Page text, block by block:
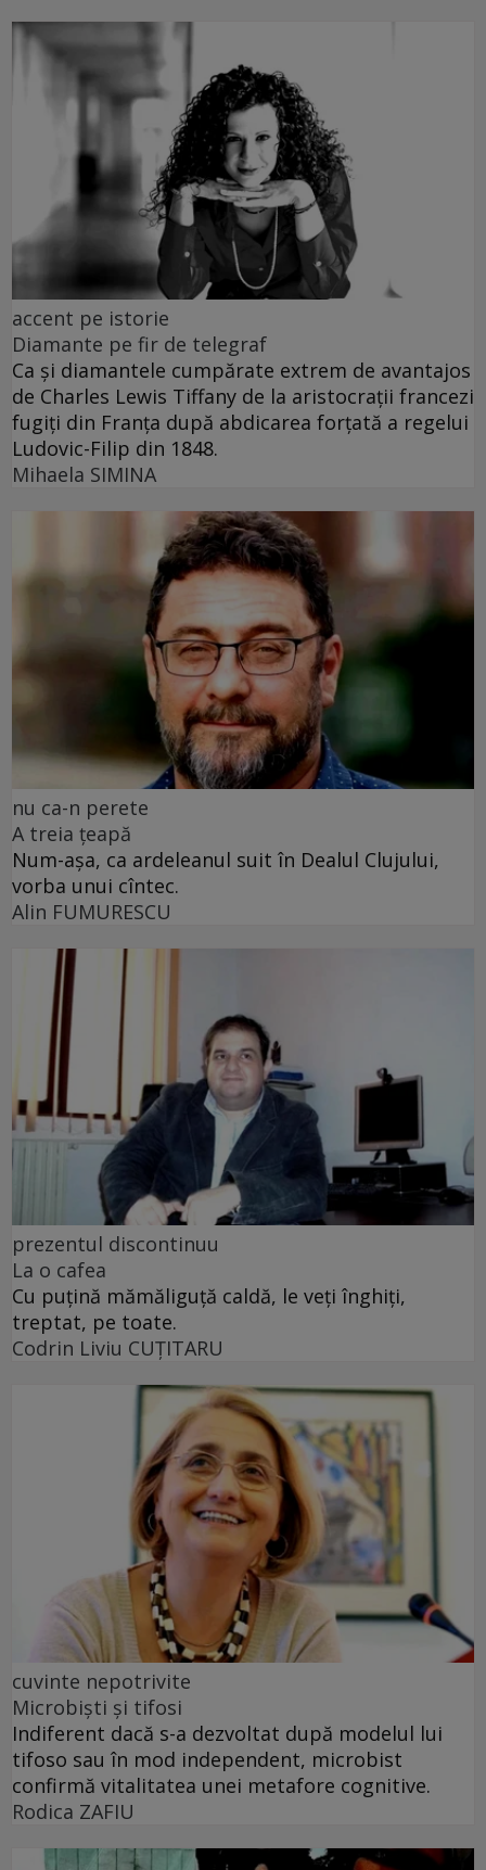
accent pe istorie
Diamante pe fir de telegraf
Ca și diamantele cumpărate extrem de avantajos
de Charles Lewis Tiffany de la aristocrații francezi
fugiți din Franța după abdicarea forțată a regelui
Ludovic-Filip din 1848.
Mihaela SIMINA
nu ca-n perete
A treia țeapă
Num-așa, ca ardeleanul suit în Dealul Clujului,
vorba unui cîntec.
Alin FUMURESCU
prezentul discontinuu
La o cafea
Cu puţină mămăliguţă caldă, le veţi înghiţi,
treptat, pe toate.
Codrin Liviu CUŢITARU
cuvinte nepotrivite
Microbiști și tifosi
Indiferent dacă s-a dezvoltat după modelul lui
tifoso sau în mod independent, microbist
confirmă vitalitatea unei metafore cognitive.
Rodica ZAFIU